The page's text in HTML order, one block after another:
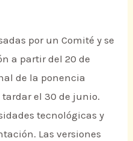
por un Comité y se
a partir del 20 de
de la ponencia
el 30 de junio.
tecnológicas y
Las versiones